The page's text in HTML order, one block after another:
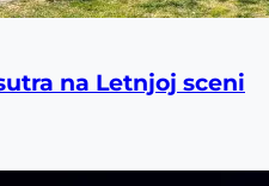
na Letnjoj sceni